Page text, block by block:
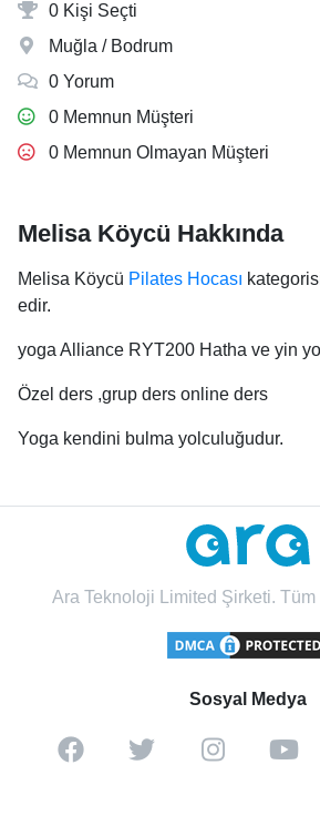
0 Kişi Seçti
Muğla / Bodrum
0 Yorum
0 Memnun Müşteri
0 Memnun Olmayan Müşteri
Melisa Köycü Hakkında
Melisa Köycü Pilates Hocası
edir.
yoga Alliance RYT200 Hatha ve yin
Özel ders ,grup ders online ders
Yoga kendini bulma yolculuğudur.
Ara Teknoloji Limited Şirketi. Tüm
Sosyal Medya